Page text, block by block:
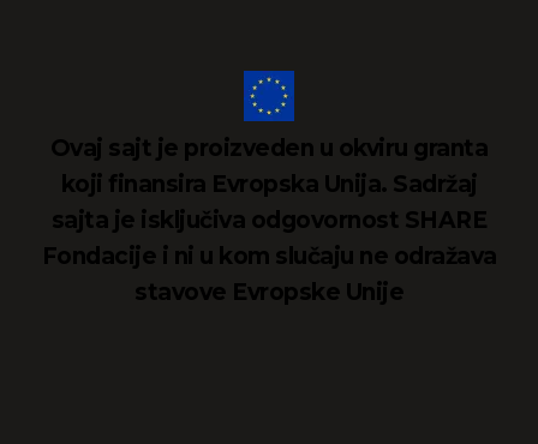
Ovaj sajt je proizveden u okviru granta
koji finansira Evropska Unija. Sadržaj
sajta je isključiva odgovornost SHARE
Fondacije i ni u kom slučaju ne odražava
stavove Evropske Unije